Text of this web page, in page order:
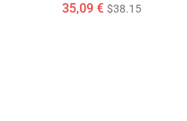
35,09 € $38.15